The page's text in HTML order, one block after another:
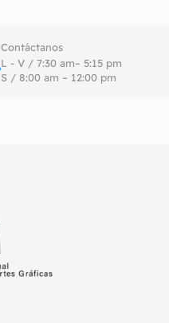
Contáctanos
L - V / 7:30 am– 5:15 pm
S / 8:00 am – 12:00 pm